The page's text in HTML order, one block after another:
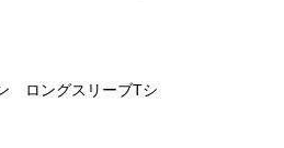
ロングスリーブTシ